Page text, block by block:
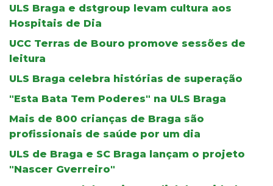
ULS Braga e dstgroup levam cultura aos
Hospitais de Dia
UCC Terras de Bouro promove sessões de
leitura
ULS Braga celebra histórias de superação
"Esta Bata Tem Poderes" na ULS Braga
Mais de 800 crianças de Braga são
profissionais de saúde por um dia
ULS de Braga e SC Braga lançam o projeto
"Nascer Gverreiro"